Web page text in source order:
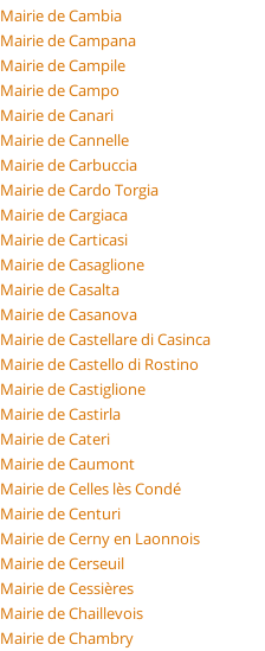
Mairie de Cambia
Mairie de Campana
Mairie de Campile
Mairie de Campo
Mairie de Canari
Mairie de Cannelle
Mairie de Carbuccia
Mairie de Cardo Torgia
Mairie de Cargiaca
Mairie de Carticasi
Mairie de Casaglione
Mairie de Casalta
Mairie de Casanova
Mairie de Castellare di Casinca
Mairie de Castello di Rostino
Mairie de Castiglione
Mairie de Castirla
Mairie de Cateri
Mairie de Caumont
Mairie de Celles lès Condé
Mairie de Centuri
Mairie de Cerny en Laonnois
Mairie de Cerseuil
Mairie de Cessières
Mairie de Chaillevois
Mairie de Chambry